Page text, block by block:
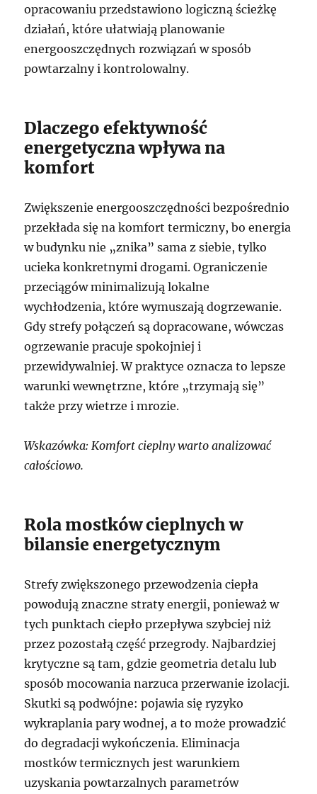
opracowaniu przedstawiono logiczną ścieżkę
działań, które ułatwiają planowanie
energooszczędnych rozwiązań w sposób
powtarzalny i kontrolowalny.
Dlaczego efektywność
energetyczna wpływa na
komfort
Zwiększenie energooszczędności bezpośrednio
przekłada się na komfort termiczny, bo energia
w budynku nie „znika” sama z siebie, tylko
ucieka konkretnymi drogami. Ograniczenie
przeciągów minimalizują lokalne
wychłodzenia, które wymuszają dogrzewanie.
Gdy strefy połączeń są dopracowane, wówczas
ogrzewanie pracuje spokojniej i
przewidywalniej. W praktyce oznacza to lepsze
warunki wewnętrzne, które „trzymają się”
także przy wietrze i mrozie.
Wskazówka: Komfort cieplny warto analizować
całościowo.
Rola mostków cieplnych w
bilansie energetycznym
Strefy zwiększonego przewodzenia ciepła
powodują znaczne straty energii, ponieważ w
tych punktach ciepło przepływa szybciej niż
przez pozostałą część przegrody. Najbardziej
krytyczne są tam, gdzie geometria detalu lub
sposób mocowania narzuca przerwanie izolacji.
Skutki są podwójne: pojawia się ryzyko
wykraplania pary wodnej, a to może prowadzić
do degradacji wykończenia. Eliminacja
mostków termicznych jest warunkiem
uzyskania powtarzalnych parametrów